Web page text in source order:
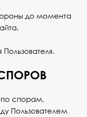
до момента
спорам,
Пользователем